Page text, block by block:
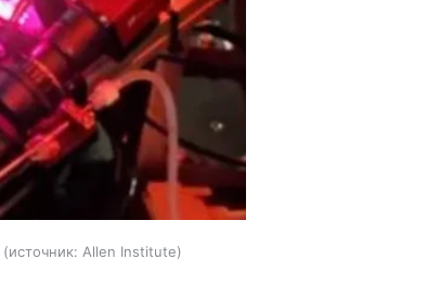
источник: Allen Institute